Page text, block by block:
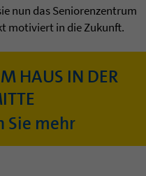
nun das Seniorenzentrum
motiviert in die Zukunft.
HAUS IN DER
Sie mehr